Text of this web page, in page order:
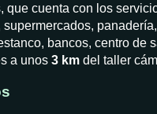
que cuenta con los
supermercados,
bancos, centro de
a unos 3 km del taller